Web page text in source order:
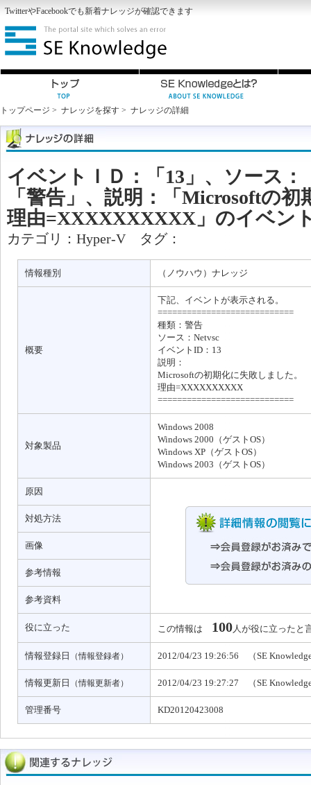
TwitterやFacebookでも新着ナレッジが確認できます
トップページ > ナレッジを探す > ナレッジの詳細
イベントＩＤ：「13」、ソース：
「警告」、説明：「Microsoftの
理由=XXXXXXXXXX」のイベン
カテゴリ： Hyper-Vタグ：
情報種別 （ノウハウ）ナレッジ
概要
下記、イベントが表示される。
============================
種類：警告
ソース：Netvsc
イベントID：13
説明：
Microsoftの初期化に失敗しました。
理由=XXXXXXXXXX
============================
対象製品
Windows 2008
Windows 2000（ゲストOS）
Windows XP（ゲストOS）
Windows 2003（ゲストOS）
原因
対処方法
画像
参考情報
参考資料
役に立った この情報は 100人が役に立った
情報登録日 （情報登録者） 2012/04/23 19:26:56 （SE
情報更新日 （情報更新者） 2012/04/23 19:27:27 （SE
管理番号 KD20120423008